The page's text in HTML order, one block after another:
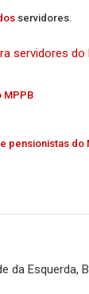
servidores.
servidores do
MPPB
pensionistas do
da Esquerda,